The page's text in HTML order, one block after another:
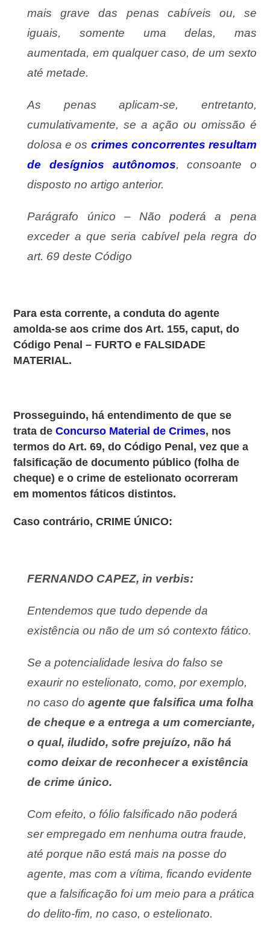
mais grave das penas cabíveis ou, se
iguais, somente uma delas, mas
aumentada, em qualquer caso, de um sexto
até metade.
As penas aplicam-se, entretanto,
cumulativamente, se a ação ou omissão é
dolosa e os crimes concorrentes resultam
de desígnios autônomos, consoante o
disposto no artigo anterior.
Parágrafo único – Não poderá a pena
exceder a que seria cabível pela regra do
art. 69 deste Código
Para esta corrente, a conduta do agente
amolda-se aos crime dos Art. 155, caput, do
Código Penal – FURTO e FALSIDADE
MATERIAL.
Prosseguindo, há entendimento de que se
trata deConcurso Material de Crimes, nos
termos do Art. 69, do Código Penal, vez que a
falsificação de documento público (folha de
cheque) e o crime de estelionato ocorreram
em momentos fáticos distintos.
Caso contrário, CRIME ÚNICO:
FERNANDO CAPEZ, in verbis:
Entendemos que tudo depende da
existência ou não de um sócontexto fático.
Se a potencialidade lesiva do falso se
exaurir noestelionato, como, por exemplo,
no caso doagente que falsifica uma folha
de cheque e a entrega a um comerciante,
o qual, iludido, sofreprejuízo, não há
como deixar de reconhecer a existência
de crimeúnico.
Com efeito, o fólio falsificado não poderá
ser empregado emnenhuma outra fraude,
até porque não está mais na posse do
agente,mas com a vítima, ficando evidente
que a falsificação foi um meiopara a prática
do delito-fim, no caso, o estelionato.